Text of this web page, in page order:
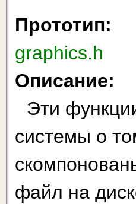
Прототип:
graphics.h
Описание:
Эти
системы о
файл на